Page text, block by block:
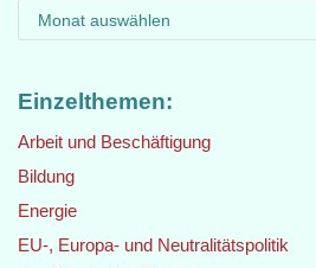
Einzelthemen:
Arbeit und Beschäftigung
Bildung
Energie
EU-, Europa- und Neutralitätspolitik